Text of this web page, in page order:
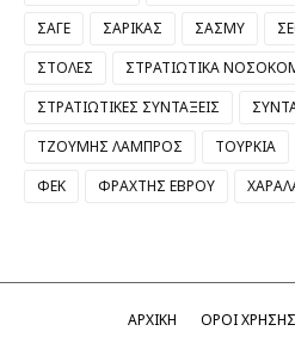
ΣΑΓΕ
ΣΑΡΙΚΑΣ ΣΑΣΜΥ
ΣΤΟΛΕΣ
ΣΤΡΑΤΙΩΤΙΚΑ
ΣΤΡΑΤΙΩΤΙΚΕΣ ΣΥΝΤΑΞΕΙΣ
ΤΖΟΥΜΗΣ ΛΑΜΠΡΟΣ
ΤΟΥΡΚΙΑ
ΦΕΚ
ΦΡΑΧΤΗΣ ΕΒΡΟΥ
ΑΡΧΙΚΗ ΟΡΟΙ ΧΡΗΣΗΣ